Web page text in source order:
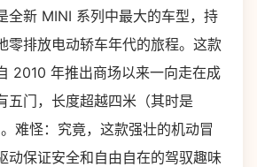
全新 MINI 系列中最大的车型，持
零排放电动轿车年代的旅程。这款
2010 年推出商场以来一向走在成
五门，长度超越四米（其时是
难怪：究竟，这款强壮的机动冒
动保证安全和自由自在的驾驭趣味